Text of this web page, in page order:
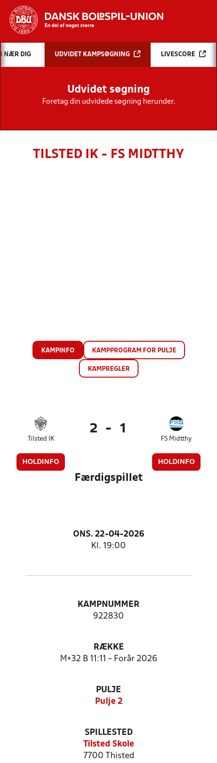
Hvad vil du søge efter?
INDHOLD OG NYHEDER
STILLINGER, RESULTATER, KLUBBER OG
HOLD
NÆR DIG UDVIDET KAMPSØGNING LIVESCORE
Udvidet søgning
Foretag din udvidede søgning herunder.
TILSTED IK - FS MIDTTHY
KAMPINFO KAMPPROGRAM FOR PULJE
KAMPREGLER
Tilsted IK
HOLDINFO
2 - 1
FS Midtthy
HOLDINFO
Færdigspillet
ONS. 22-04-2026
Kl. 19:00
KAMPNUMMER
922830
RÆKKE
M+32 B 11:11 - Forår 2026
PULJE
Pulje 2
SPILLESTED
Tilsted Skole
7700 Thisted